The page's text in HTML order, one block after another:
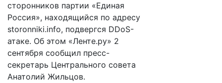
сторонников партии «Единая
Россия», находящийся по адресу
storonniki.info, подвергся DDoS-
атаке. Об этом «Ленте.ру» 2
сентября сообщил пресс-
секретарь Центрального совета
Анатолий Жильцов.